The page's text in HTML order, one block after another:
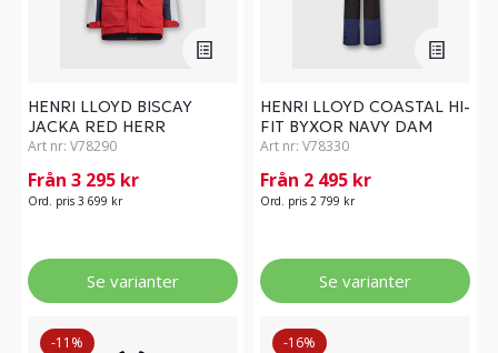
HENRI LLOYD BISCAY
JACKA RED HERR
Art nr: V78290
Från 3 295 kr
Ord. pris 3 699 kr
Se varianter
HENRI LLOYD COASTAL HI-
FIT BYXOR NAVY DAM
Art nr: V78330
Från 2 495 kr
Ord. pris 2 799 kr
Se varianter
-11%
-16%